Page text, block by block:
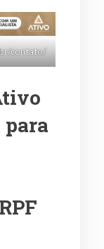
contato/